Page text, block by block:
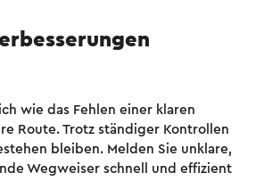
wie das Fehlen einer klaren
Route. Trotz ständiger Kontrollen
bleiben. Melden Sie unklare,
Wegweiser schnell und effizient